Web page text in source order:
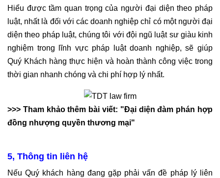
Hiểu được tầm quan trọng của người đại diện theo pháp
luật, nhất là đối với các doanh nghiệp chỉ có một người đại
diện theo pháp luật, chúng tôi với đội ngũ luật sư giàu kinh
nghiệm trong lĩnh vực pháp luật doanh nghiệp, sẽ giúp
Quý Khách hàng thực hiện và hoàn thành công việc trong
thời gian nhanh chóng và chi phí hợp lý nhất.
>>> Tham khảo thêm bài viết: "Đại diện đàm phán hợp
đồng nhượng quyền thương mại"
5, Thông tin liên hệ
Nếu Quý khách hàng đang gặp phải vấn đề pháp lý liên